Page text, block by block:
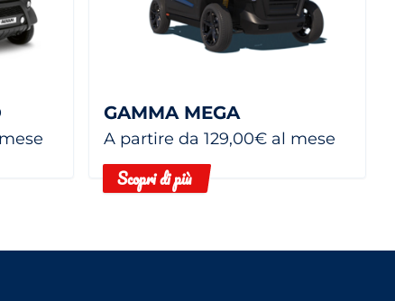
GAMMA MEGA
A partire da 129,00€ al mese
Scopri di più